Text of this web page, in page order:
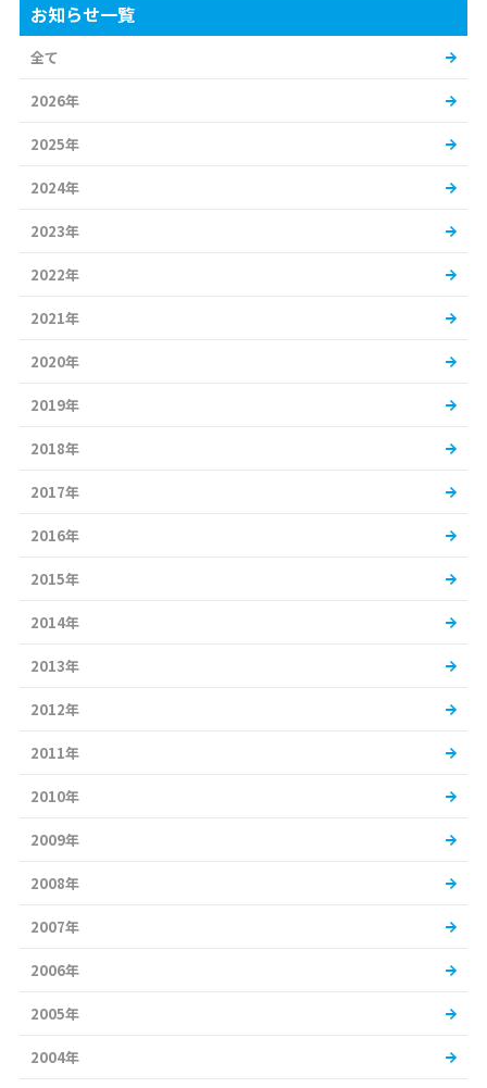
お知らせ一覧
全て
2026年
2025年
2024年
2023年
2022年
2021年
2020年
2019年
2018年
2017年
2016年
2015年
2014年
2013年
2012年
2011年
2010年
2009年
2008年
2007年
2006年
2005年
2004年